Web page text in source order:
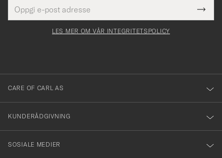
postadresse
felt
Tack
för
dig
till
vårt
nyhetsbrev!
LES MER OM VÅR INTEGRITETSPOLICY
CARE OF CARL AS
KUNDERÅDGIVNING
SOSIALE MEDIER